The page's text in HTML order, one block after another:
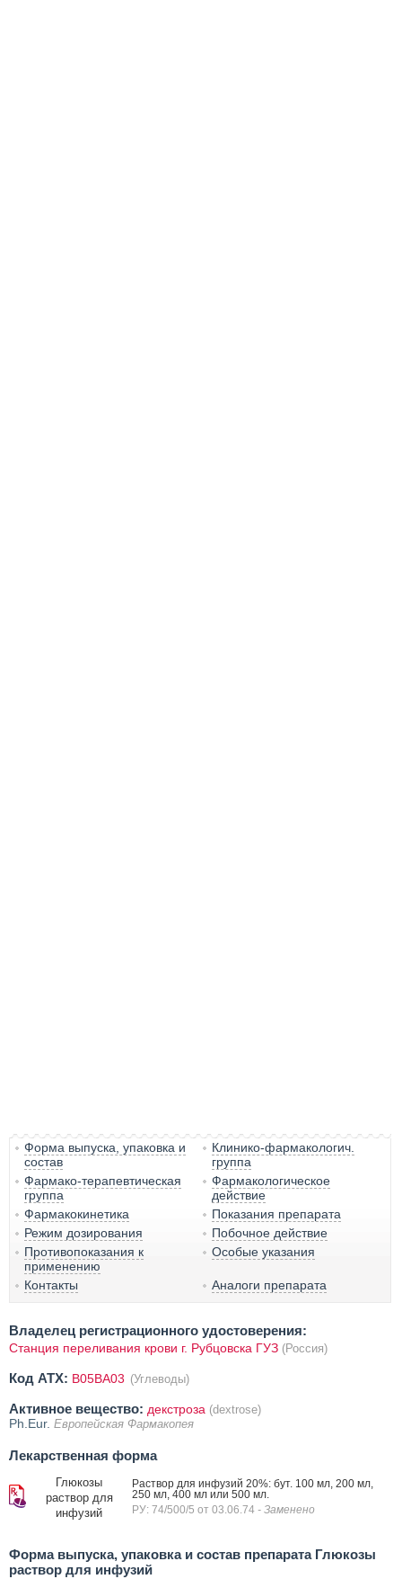
Форма выпуска, упаковка и
состав
Клинико-фармакологич.
группа
Фармако-терапевтическая
группа
Фармакологическое
действие
Фармакокинетика
Показания препарата
Режим дозирования
Побочное действие
Противопоказания к
применению
Особые указания
Контакты Аналоги препарата
Владелец регистрационного удостоверения:
Станция переливания крови г. Рубцовска ГУЗ (Россия)
Код ATX: B05BA03 (Углеводы)
Активное вещество: декстроза (dextrose)
Ph.Eur. Европейская Фармакопея
Лекарственная форма
Глюкозы
раствор для
инфузий
Раствор для инфузий 20%: бут. 100 мл, 200 мл,
250 мл, 400 мл или 500 мл.
РУ: 74/500/5 от 03.06.74 - Заменено
Форма выпуска, упаковка и состав препарата Глюкозы
раствор для инфузий